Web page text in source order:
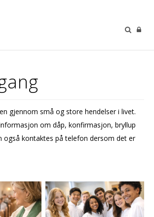
gjennom små og store hendelser i livet.
om dåp, konfirmasjon, bryllup
også kontaktes på telefon dersom det er